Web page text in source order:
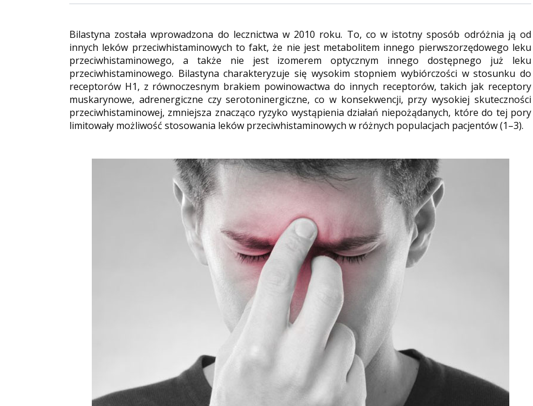
Bilastyna została wprowadzona do lecznictwa w 2010 roku. To, co w istotny sposób odróżnia ją od
innych leków przeciwhistaminowych to fakt, że nie jest metabolitem innego pierwszorzędowego leku
przeciwhistaminowego, a także nie jest izomerem optycznym innego dostępnego już leku
przeciwhistaminowego. Bilastyna charakteryzuje się wysokim stopniem wybiórczości w stosunku do
receptorów H1, z równoczesnym brakiem powinowactwa do innych receptorów, takich jak receptory
muskarynowe, adrenergiczne czy serotoninergiczne, co w konsekwencji, przy wysokiej skuteczności
przeciwhistaminowej, zmniejsza znacząco ryzyko wystąpienia działań niepożądanych, które do tej pory
limitowały możliwość stosowania leków przeciwhistaminowych w różnych populacjach pacjentów (1–3).